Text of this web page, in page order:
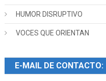
HUMOR DISRUPTIVO
VOCES QUE ORIENTAN
E-MAIL DE CONTACTO: